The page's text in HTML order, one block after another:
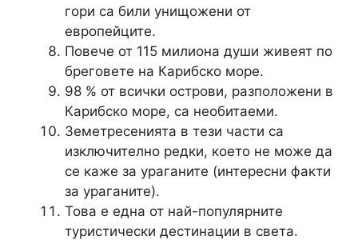
гори са били унищожени от
европейците.
Повече от 115 милиона души живеят по
бреговете на Карибско море.
98 % от всички острови, разположени в
Карибско море, са необитаеми.
Земетресенията в тези части са
изключително редки, което не може да
се каже за ураганите (интересни факти
за ураганите).
Това е една от най-популярните
туристически дестинации в света.